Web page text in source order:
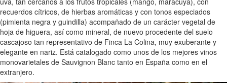
recuerdos cítricos, de hierbas aromáticas y con tonos especiados
(pimienta negra y guindilla) acompañado de un carácter vegetal de
hoja de higuera, así como mineral, de nuevo procedente del suelo
cascajoso tan representativo de Finca La Colina, muy exuberante y
elegante en nariz. Está catalogado como unos de los mejores vinos
monovarietales de Sauvignon Blanc tanto en España como en el
extranjero.